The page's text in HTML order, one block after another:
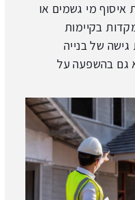
מי גשמים או
בקיימות
של בנייה
גם בהשפעה על